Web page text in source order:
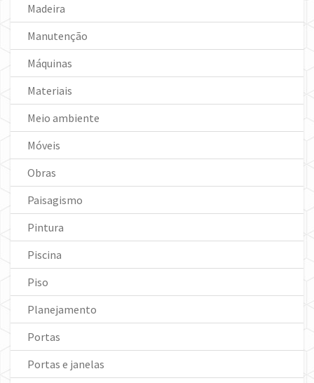
Madeira
Manutenção
Máquinas
Materiais
Meio ambiente
Móveis
Obras
Paisagismo
Pintura
Piscina
Piso
Planejamento
Portas
Portas e janelas